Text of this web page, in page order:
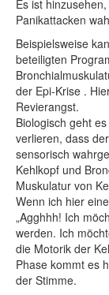
Es ist
Panikattacken
Beispielsweise
beteiligten
der Epi-Krise .
Revierangst.
Biologisch geht
verlieren, dass
sensorisch
Kehlkopf und
Muskulatur von
Wenn ich hier
„Agghhh! Ich
werden. Ich
die Motorik der
Phase kommt es
der Stimme.